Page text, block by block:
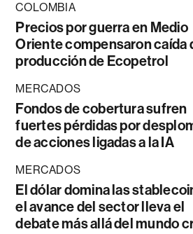
COLOMBIA
Precios por guerra en Medio
Oriente compensaron caída
producción de Ecopetrol
MERCADOS
Fondos de cobertura sufren
fuertes pérdidas por
de acciones ligadas a la IA
MERCADOS
El dólar domina las
el avance del sector lleva el
debate más allá del mundo